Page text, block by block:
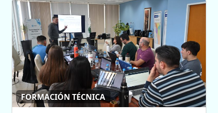
FORMACIÓN TÉCNICA